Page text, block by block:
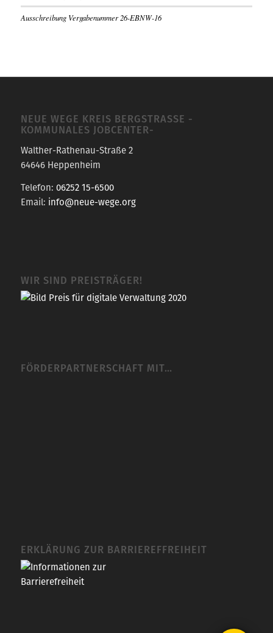
Ausschreibung Vergabenummer 26-EBNW-16
NEUE WEGE KREIS BERGSTRASSE -K
OMMUNALES JOBCENTER-
Walther-Rathenau-Straße 2
64646 Heppenheim
Telefon: 06252 15-6500
Email: info@neue-wege.org
WIR SIND PREISTRÄGER!
FÖRDERPARTNERSCHAFT MIT…
ERKLÄRUNG ZUR BARRIEREFFREIHEIT